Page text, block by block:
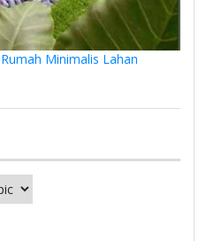
Minimalis Lahan